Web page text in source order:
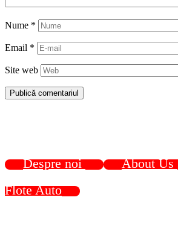
Nume *
Email *
Site web
Despre noi About Us
Flote Auto